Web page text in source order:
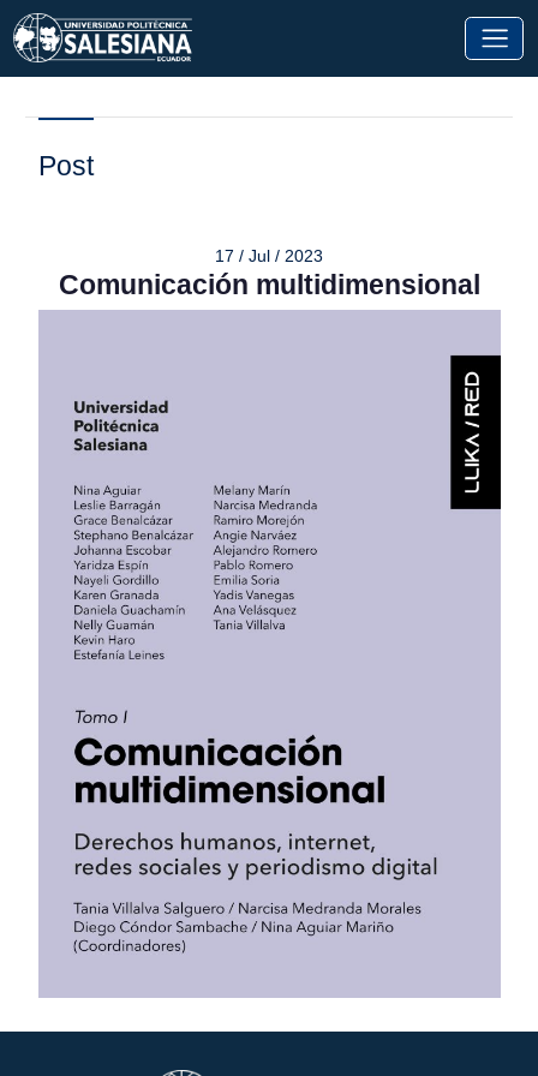
Post
17 / Jul / 2023
Comunicación multidimensional
UPIBOT
en este sitio.